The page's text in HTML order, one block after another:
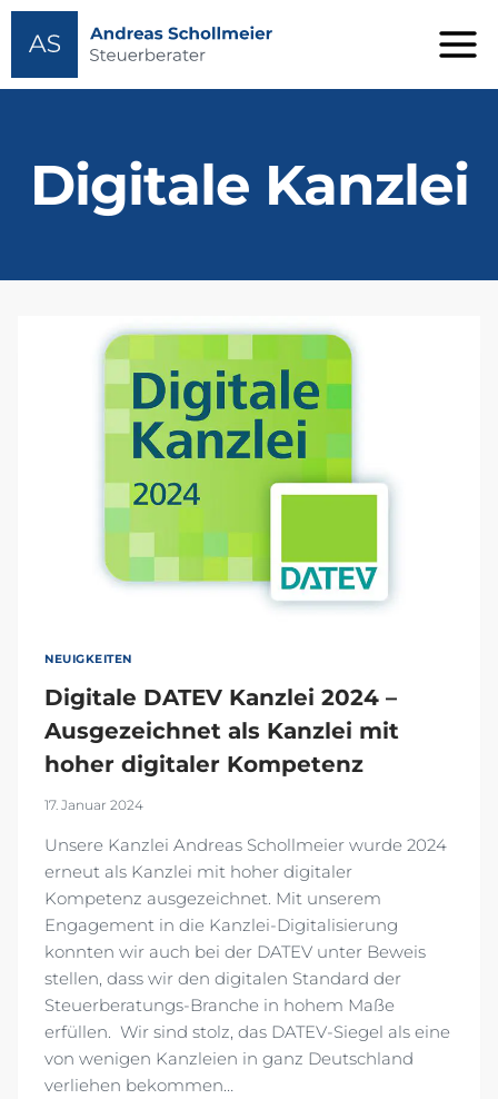
Zum
Inhalt
Digitale Kanzlei
NEUIGKEITEN
Digitale DATEV Kanzlei 2024 –
Ausgezeichnet als Kanzlei mit
hoher digitaler Kompetenz
17. Januar 2024
Unsere Kanzlei Andreas Schollmeier wurde 2024
erneut als Kanzlei mit hoher digitaler
Kompetenz ausgezeichnet. Mit unserem
Engagement in die Kanzlei-Digitalisierung
konnten wir auch bei der DATEV unter Beweis
stellen, dass wir den digitalen Standard der
Steuerberatungs-Branche in hohem Maße
erfüllen. Wir sind stolz, das DATEV-Siegel als eine
von wenigen Kanzleien in ganz Deutschland
verliehen bekommen…